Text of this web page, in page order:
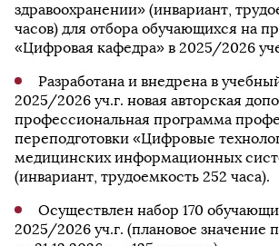
здравоохранении» (инвариант,
часов) для отбора обучающихся на
«Цифровая кафедра» в 2025/2026
Разработана и внедрена в
2025/2026 уч.г. новая авторская
профессиональная программа
переподготовки «Цифровые
медицинских информационных
(инвариант, трудоемкость 252 часа).
Осуществлен набор 170
2025/2026 уч.г. (плановое значение